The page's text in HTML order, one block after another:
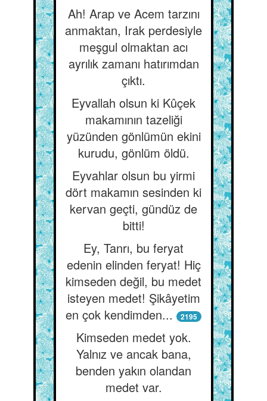
Ah! Arap ve Acem tarzını
anmaktan, Irak perdesiyle
meşgul olmaktan acı
ayrılık zamanı hatırımdan
çıktı.
Eyvallah olsun ki Kûçek
makamının tazeliği
yüzünden gönlümün ekini
kurudu, gönlüm öldü.
Eyvahlar olsun bu yirmi
dört makamın sesinden ki
kervan geçti, gündüz de
bitti!
Ey, Tanrı, bu feryat
edenin elinden feryat! Hiç
kimseden değil, bu medet
isteyen medet! Şikâyetim
en çok kendimden...
2195
Kimseden medet yok.
Yalnız ve ancak bana,
benden yakın olandan
medet var.